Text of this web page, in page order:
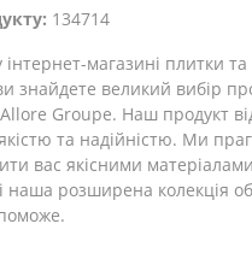
134714
магазині плитки та
знайдете великий вибір
Allore Groupe. Наш продукт
та надійністю. Ми
вас якісними
наша розширена колекція